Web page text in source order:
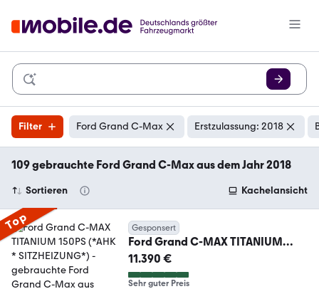
Filter Ford Grand C-Max Erstzulassung: 2018
109 gebrauchte Ford Grand C-Max aus dem Jahr 2018
Sortieren Kachelansicht
Top Gesponsert
Ford Grand C-MAX TITANIUM
150PS (*AHK * SITZHEIZUNG*)
11.390 €
Sehr guter Preis